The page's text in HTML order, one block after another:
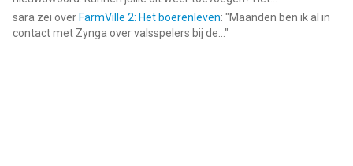
sara zei over FarmVille 2: Het boerenleven: "Maanden ben ik al in
contact met Zynga over valsspelers bij de... "